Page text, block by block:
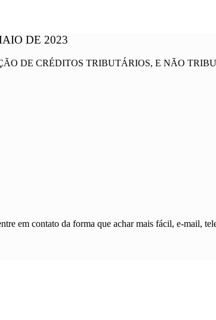
DE 2023
DE CRÉDITOS TRIBUTÁRIOS, E NÃO
em contato da forma que achar mais fácil, e-mail,